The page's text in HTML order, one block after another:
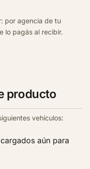
por agencia de tu
lo pagás al recibir.
producto
vehículos:
aún para